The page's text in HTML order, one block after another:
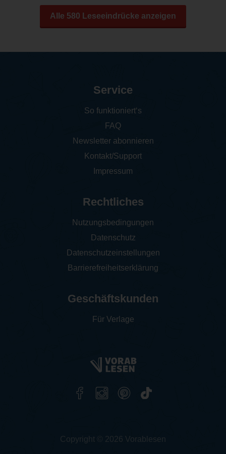
Alle 580 Leseeindrücke anzeigen
Service
So funktioniert‘s
FAQ
Newsletter abonnieren
Kontakt/Support
Impressum
Rechtliches
Nutzungsbedingungen
Datenschutz
Datenschutzeinstellungen
Barrierefreiheitserklärung
Geschäftskunden
Für Verlage
Copyright © 2026 Vorablesen